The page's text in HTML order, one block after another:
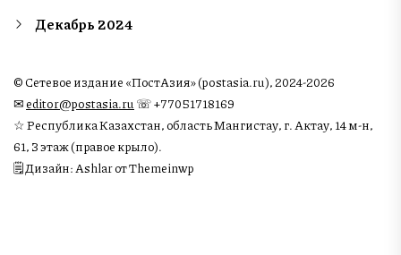
Декабрь 2024
© Сетевое издание «ПостАзия» (postasia.ru), 2024-2026
✉︎editor@postasia.ru ☏ +77051718169
☆ Республика Казахстан, область Мангистау, г. Актау, 14 м-н,
61, 3 этаж (правое крыло).
🗒 Дизайн: Ashlar от Themeinwp